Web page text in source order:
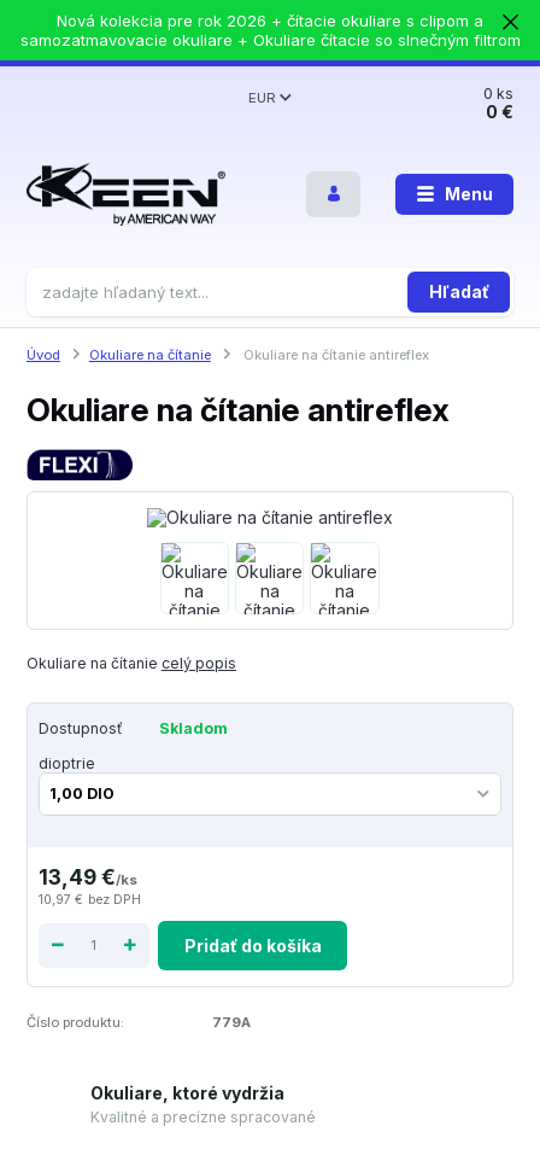
Nová kolekcia pre rok 2026 + čítacie okuliare s clipom a
samozatmavovacie okuliare + Okuliare čítacie so slnečným filtrom
Menu
EUR
Hľadať
0ks
0 €
Úvod Okuliare na čítanie Okuliare na čítanie antireflex
Okuliare na čítanie antireflex
Okuliare na čítanie celý popis
Dostupnosť
Skladom
dioptrie
13,49 €/ks
10,97 € bez DPH
Pridať do košíka
Číslo produktu: 779A
Okuliare, ktoré vydržia
Kvalitné a precízne spracované